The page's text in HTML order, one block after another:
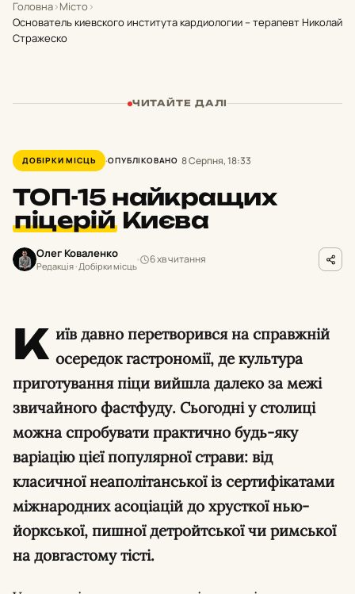
Головна›Місто ›
Основатель киевского института кардиологии – терапевт Николай
Стражеско
ЧИТАЙТЕ ДАЛІ
ДОБІРКИ МІСЦЬ ОПУБЛІКОВАНО 8 Серпня, 18:33
ТОП-15 найкращих
піцерійКиєва
Олег Коваленко
Редакція · Добірки місць
6 хв читання
К иїв давно перетворився на справжній
осередок гастрономії, де культура
приготування піци вийшла далеко за межі
звичайного фастфуду. Сьогодні у столиці
можна спробувати практично будь-яку
варіацію цієї популярної страви: від
класичної неаполітанської із сертифікатами
міжнародних асоціацій до хрусткої нью-
йоркської, пишної детройтської чи римської
на довгастому тісті.